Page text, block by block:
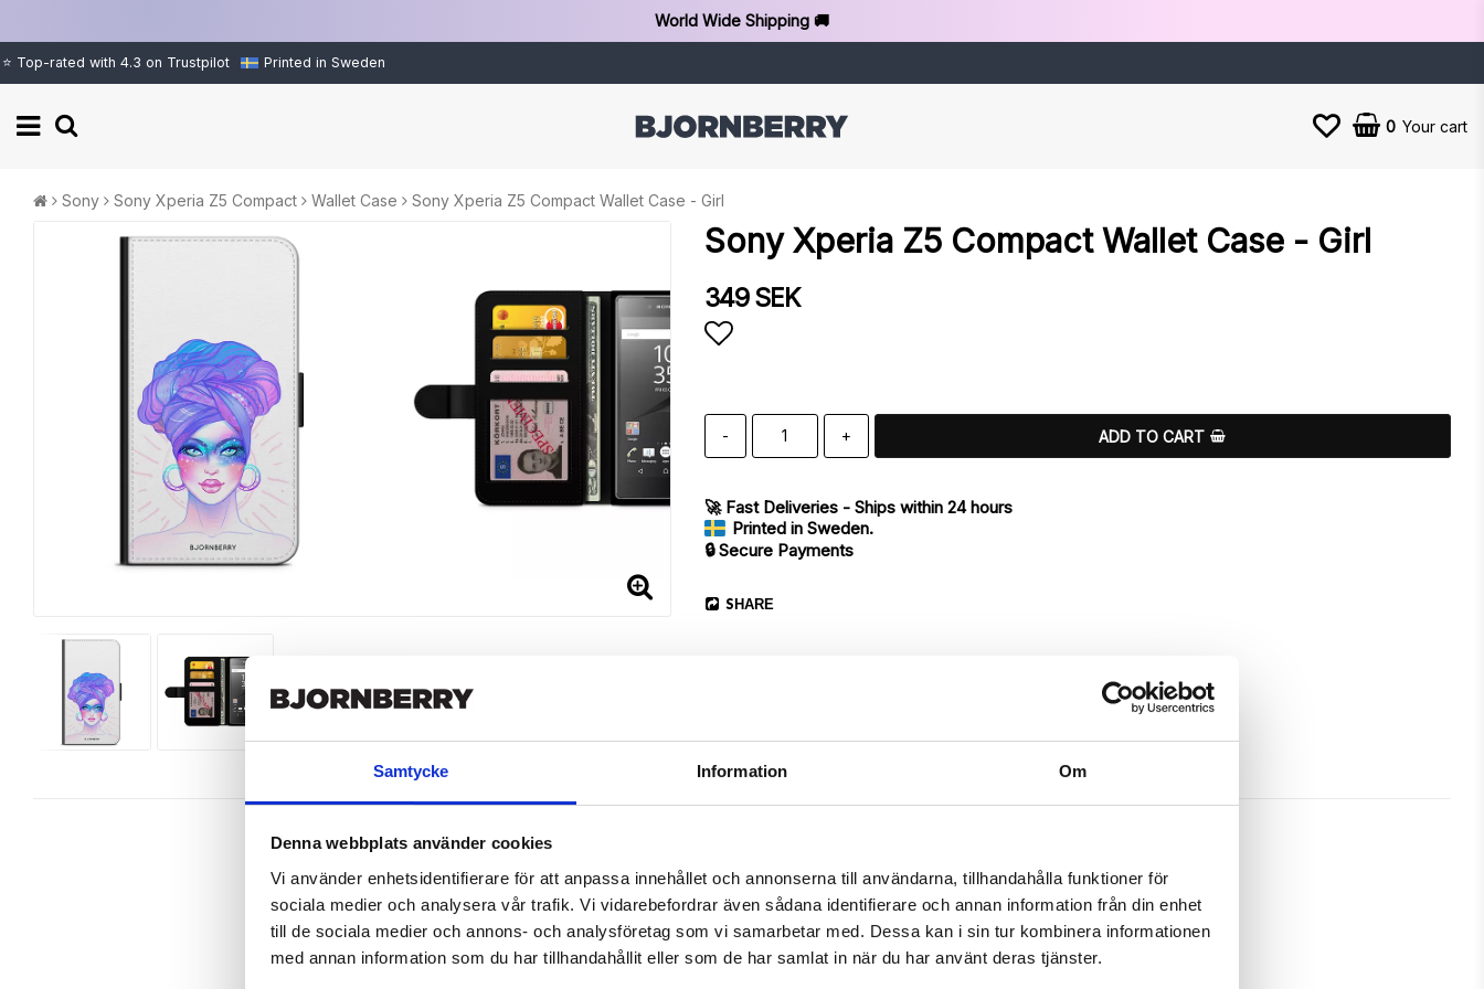
Samtycke Information Om
Denna webbplats använder cookies
Vi använder enhetsidentifierare för att anpassa innehållet och annonserna till användarna, tillhandahålla funktioner för
sociala medier och analysera vår trafik. Vi vidarebefordrar även sådana identifierare och annan information från din enhet
till de sociala medier och annons- och analysföretag som vi samarbetar med. Dessa kan i sin tur kombinera informationen
med annan information som du har tillhandahållit eller som de har samlat in när du har använt deras tjänster.
World Wide Shipping 🚚
⭐ Top-rated with 4.3 on Trustpilot Printed in Sweden
0 Your cart
Sony Sony Xperia Z5 Compact Wallet Case Sony Xperia Z5 Compact Wallet Case - Girl
Sony Xperia Z5 Compact Wallet Case - Girl
349 SEK
- + ADD TO CART
🚀 Fast Deliveries - Ships within 24 hours
Printed in Sweden.
🔒 Secure Payments
SHARE
Article no.: 46284
Wallet case from Bjornberry for your Sony Xperia Z5 Compact with unique “Girl”-pattern. Which gives great protection and has a unique
design.